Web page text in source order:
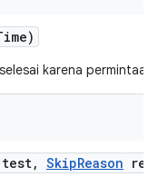
karena
test, SkipReason